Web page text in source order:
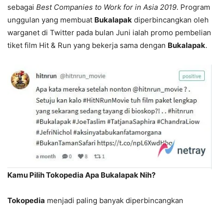
sebagai Best Companies to Work for in Asia 2019. Program
unggulan yang membuat Bukalapak diperbincangkan oleh
warganet di Twitter pada bulan Juni ialah promo pembelian
tiket film Hit & Run yang bekerja sama dengan Bukalapak.
Kamu Pilih Tokopedia Apa Bukalapak Nih?
Tokopedia menjadi paling banyak diperbincangkan